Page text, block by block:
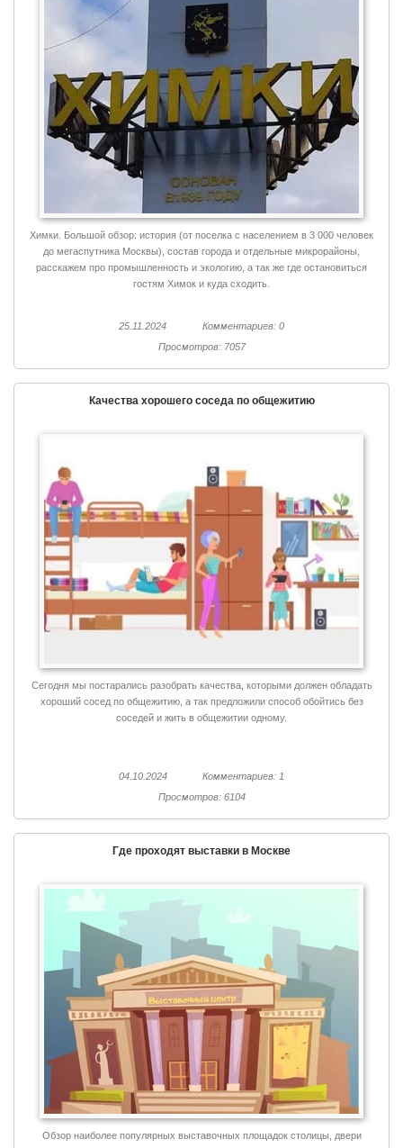
Химки. Большой обзор: история (от поселка с населением в 3 000 человек
до мегаспутника Москвы), состав города и отдельные микрорайоны,
расскажем про промышленность и экологию, а так же где остановиться
гостям Химок и куда сходить.
25.11.2024
Комментариев: 0
Просмотров: 7057
Качества хорошего соседа по общежитию
Сегодня мы постарались разобрать качества, которыми должен обладать
хороший сосед по общежитию, а так предложили способ обойтись без
соседей и жить в общежитии одному.
04.10.2024
Комментариев: 1
Просмотров: 6104
Где проходят выставки в Москве
Обзор наиболее популярных выставочных площадок столицы, двери